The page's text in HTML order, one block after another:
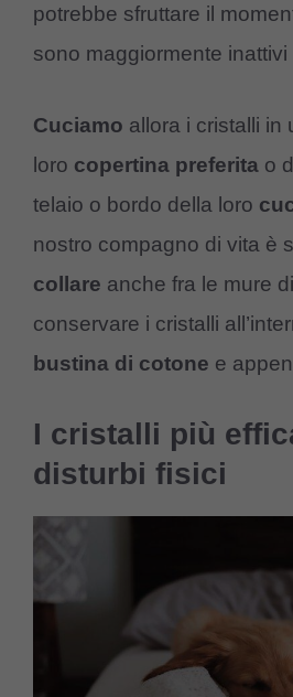
potrebbe sfruttare il
sono maggiormente inattivi
Cuciamo allora i cristalli in
loro copertina preferita o
telaio o bordo della loro
nostro compagno di vita è
collare anche fra le mure
conservare i cristalli
bustina di cotone e
I cristalli più
disturbi fisici